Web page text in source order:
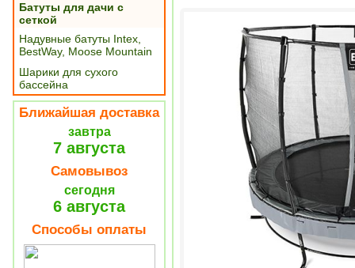
Батуты для дачи с
сеткой
Надувные батуты Intex,
BestWay, Moose Mountain
Шарики для сухого
бассейна
Ближайшая доставка
завтра
7 августа
Самовывоз
сегодня
6 августа
Способы оплаты